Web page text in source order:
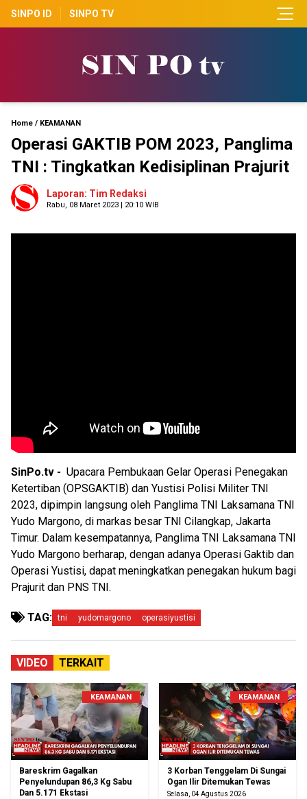
SINPO ID SINPO TV
Home / KEAMANAN
Operasi GAKTIB POM 2023, Panglima
TNI : Tingkatkan Kedisiplinan Prajurit
Laporan: Tim Redaksi
Rabu, 08 Maret 2023 | 20:10 WIB
SinPo.tv - Upacara Pembukaan Gelar Operasi Penegakan
Ketertiban (OPSGAKTIB) dan Yustisi Polisi Militer TNI
2023, dipimpin langsung oleh Panglima TNI Laksamana TNI
Yudo Margono, di markas besar TNI Cilangkap, Jakarta
Timur. Dalam kesempatannya, Panglima TNI Laksamana TNI
Yudo Margono berharap, dengan adanya Operasi Gaktib dan
Operasi Yustisi, dapat meningkatkan penegakan hukum bagi
Prajurit dan PNS TNI.
TAG: tni yudomargono operasiyustisi
VIDEO TERKAIT
KEAMANAN
Bareskrim Gagalkan
Penyelundupan 86,3 Kg Sabu
Dan 5.171 Ekstasi
KEAMANAN
3 Korban Tenggelam Di Sungai
Ogan Ilir Ditemukan Tewas
Selasa, 04 Agustus 2026